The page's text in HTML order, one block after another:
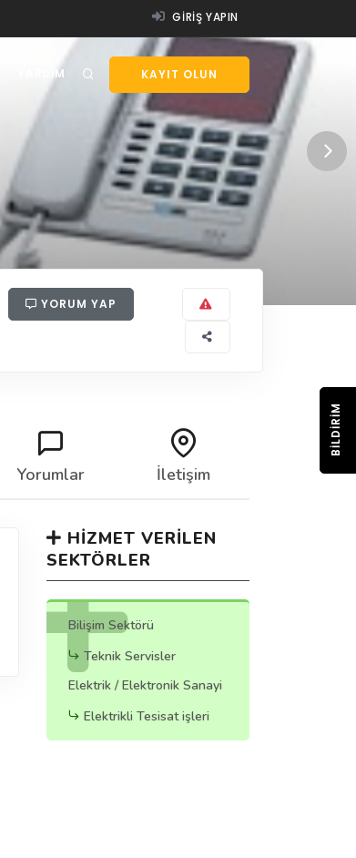
GIRIŞ YAPIN
KAYIT OLUN
YARDIM
YORUM YAP
Yorumlar İletişim
HIZMET VERILEN
SEKTÖRLER
Bilişim Sektörü
Teknik Servisler
Elektrik / Elektronik Sanayi
Elektrikli Tesisat işleri
BILDIRIM